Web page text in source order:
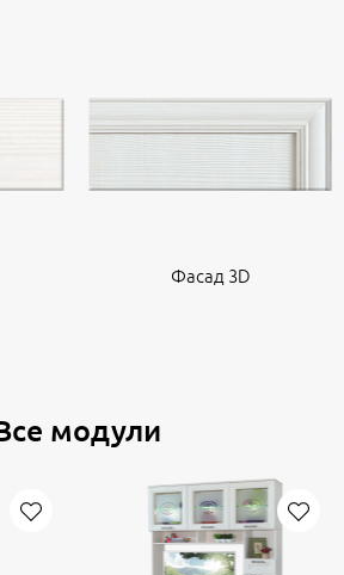
Фасад 3D
модули